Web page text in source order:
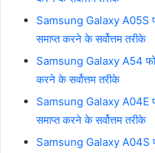
Samsung Galaxy A05S
समाप्त करने के सर्वोत्तम तरीके
Samsung Galaxy A54
करने के सर्वोत्तम तरीके
Samsung Galaxy A04E
समाप्त करने के सर्वोत्तम तरीके
Samsung Galaxy A04S